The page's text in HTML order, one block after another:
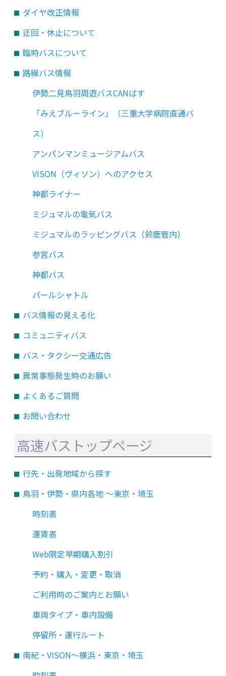
ダイヤ改正情報
迂回・休止について
臨時バスについて
路線バス情報
伊勢二見鳥羽周遊バスCANばす
「みえブルーライン」（三重大学病院直通バ
ス）
アンパンマンミュージアムバス
VISON（ヴィソン）へのアクセス
神都ライナー
ミジュマルの電気バス
ミジュマルのラッピングバス（鈴鹿管内）
参宮バス
神都バス
パールシャトル
バス情報の見える化
コミュニティバス
バス・タクシー交通広告
異常事態発生時のお願い
よくあるご質問
お問い合わせ
高速バストップページ
行先・出発地域から探す
鳥羽・伊勢・県内各地 ～東京・埼玉
時刻表
運賃表
Web限定早期購入割引
予約・購入・変更・取消
ご利用時のご案内とお願い
車両タイプ・車内設備
停留所・運行ルート
南紀・VISON～横浜・東京・埼玉